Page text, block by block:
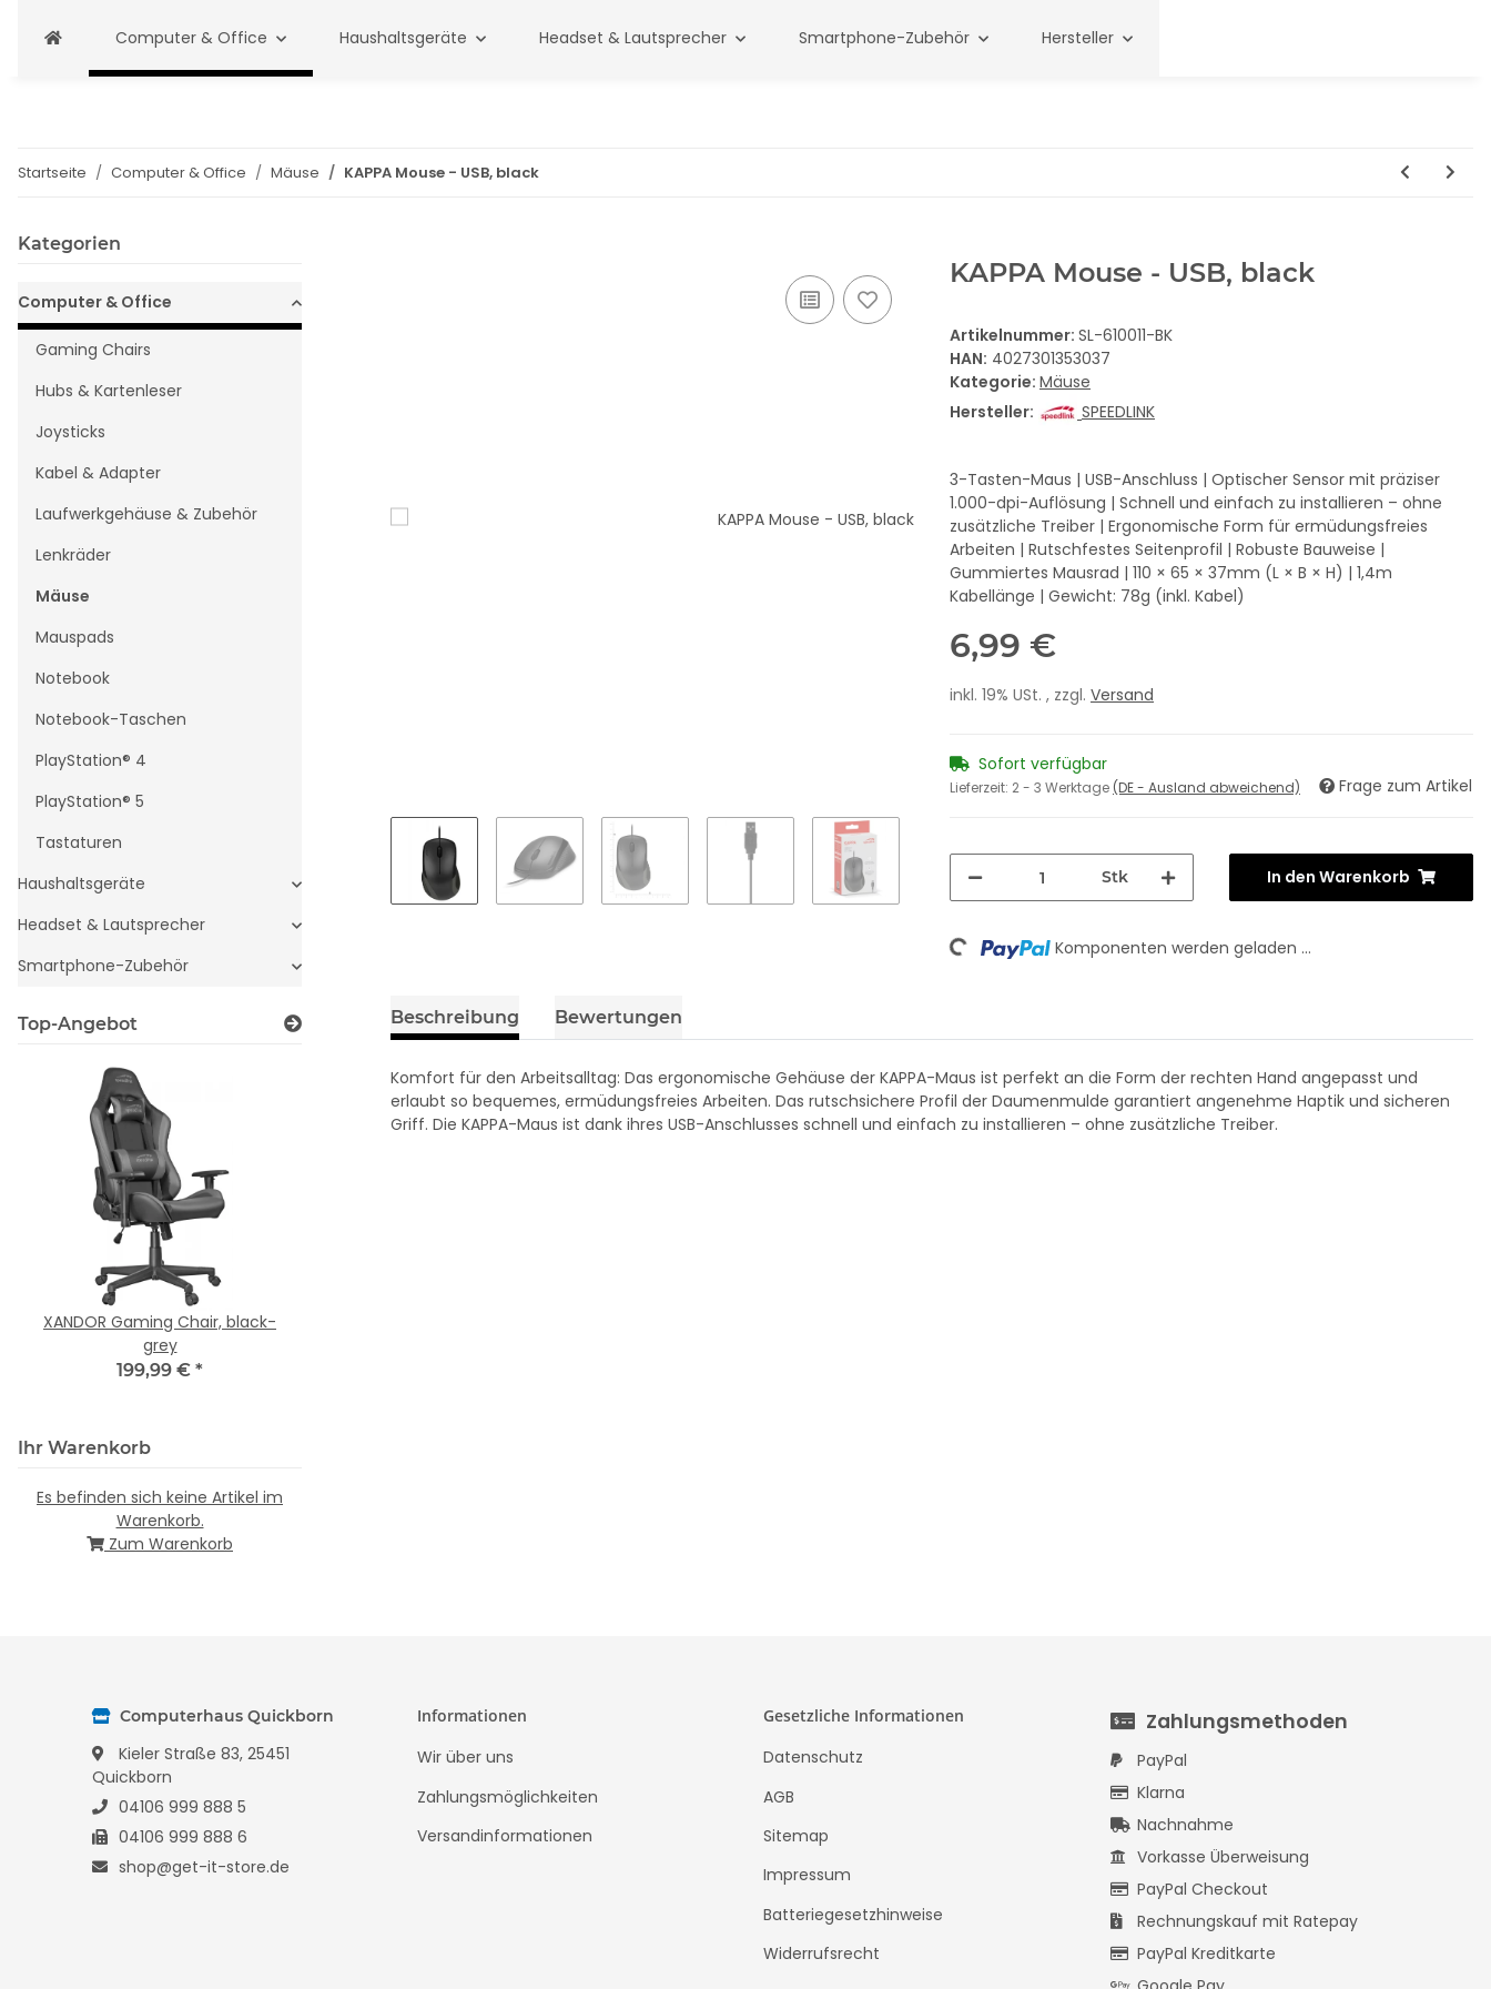
Computer & Office Haushaltsgeräte Headset & Lautsprecher Smartphone-Zubehör Hersteller
Startseite Computer & Office Mäuse KAPPA Mouse - USB, black
KAPPA Mouse - USB, black
Artikelnummer: SL-610011-BK
HAN: 4027301353037
Kategorie: Mäuse
Hersteller:
SPEEDLINK
3-Tasten-Maus | USB-Anschluss | Optischer Sensor mit präziser
1.000-dpi-Auflösung | Schnell und einfach zu installieren – ohne
zusätzliche Treiber | Ergonomische Form für ermüdungsfreies
Arbeiten | Rutschfestes Seitenprofil | Robuste Bauweise |
Gummiertes Mausrad | 110 × 65 × 37mm (L × B × H) | 1,4m
Kabellänge | Gewicht: 78g (inkl. Kabel)
6,99 €
inkl. 19% USt. , zzgl. Versand
Sofort verfügbar
Lieferzeit: 2 - 3 Werktage (DE - Ausland abweichend) Frage zum Artikel
Stk In den Warenkorb
Loading... Komponenten werden geladen ...
Beschreibung Bewertungen
Komfort für den Arbeitsalltag: Das ergonomische Gehäuse der KAPPA-Maus ist perfekt an die Form der rechten Hand angepasst und
erlaubt so bequemes, ermüdungsfreies Arbeiten. Das rutschsichere Profil der Daumenmulde garantiert angenehme Haptik und sicheren
Griff. Die KAPPA-Maus ist dank ihres USB-Anschlusses schnell und einfach zu installieren – ohne zusätzliche Treiber.
Kategorien
Computer & Office
Gaming Chairs
Hubs & Kartenleser
Joysticks
Kabel & Adapter
Laufwerkgehäuse & Zubehör
Lenkräder
Mäuse
Mauspads
Notebook
Notebook-Taschen
PlayStation® 4
PlayStation® 5
Tastaturen
Haushaltsgeräte
Headset & Lautsprecher
Smartphone-Zubehör
Top-Angebot
XANDOR Gaming Chair, black-
grey
199,99 € *
Ihr Warenkorb
Es befinden sich keine Artikel im
Warenkorb.
Zum Warenkorb
Computerhaus Quickborn
Kieler Straße 83, 25451
Quickborn
04106 999 888 5
04106 999 888 6
shop@get-it-store.de
Informationen
Wir über uns
Zahlungsmöglichkeiten
Versandinformationen
Gesetzliche Informationen
Datenschutz
AGB
Sitemap
Impressum
Batteriegesetzhinweise
Widerrufsrecht
Zahlungsmethoden
PayPal
Klarna
Nachnahme
Vorkasse Überweisung
PayPal Checkout
Rechnungskauf mit Ratepay
PayPal Kreditkarte